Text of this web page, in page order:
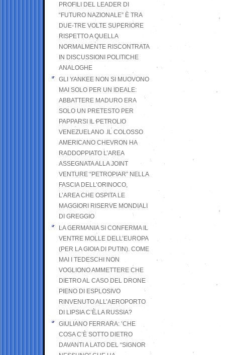
PROFILI DEL LEADER DI
“FUTURO NAZIONALE” È TRA
DUE-TRE VOLTE SUPERIORE
RISPETTO A QUELLA
NORMALMENTE RISCONTRATA
IN DISCUSSIONI POLITICHE
ANALOGHE
GLI YANKEE NON SI MUOVONO
MAI SOLO PER UN IDEALE:
ABBATTERE MADURO ERA
SOLO UN PRETESTO PER
PAPPARSI IL PETROLIO
VENEZUELANO .IL COLOSSO
AMERICANO CHEVRON HA
RADDOPPIATO L’AREA
ASSEGNATA ALLA JOINT
VENTURE “PETROPIAR” NELLA
FASCIA DELL’ORINOCO,
L’AREA CHE OSPITA LE
MAGGIORI RISERVE MONDIALI
DI GREGGIO
LA GERMANIA SI CONFERMA IL
VENTRE MOLLE DELL’EUROPA
(PER LA GIOIA DI PUTIN). COME
MAI I TEDESCHI NON
VOGLIONO AMMETTERE CHE
DIETRO AL CASO DEL DRONE
PIENO DI ESPLOSIVO
RINVENUTO ALL’AEROPORTO
DI LIPSIA C’È LA RUSSIA?
GIULIANO FERRARA: ’CHE
COSA C’È SOTTO DIETRO
DAVANTI A LATO DEL “SIGNOR